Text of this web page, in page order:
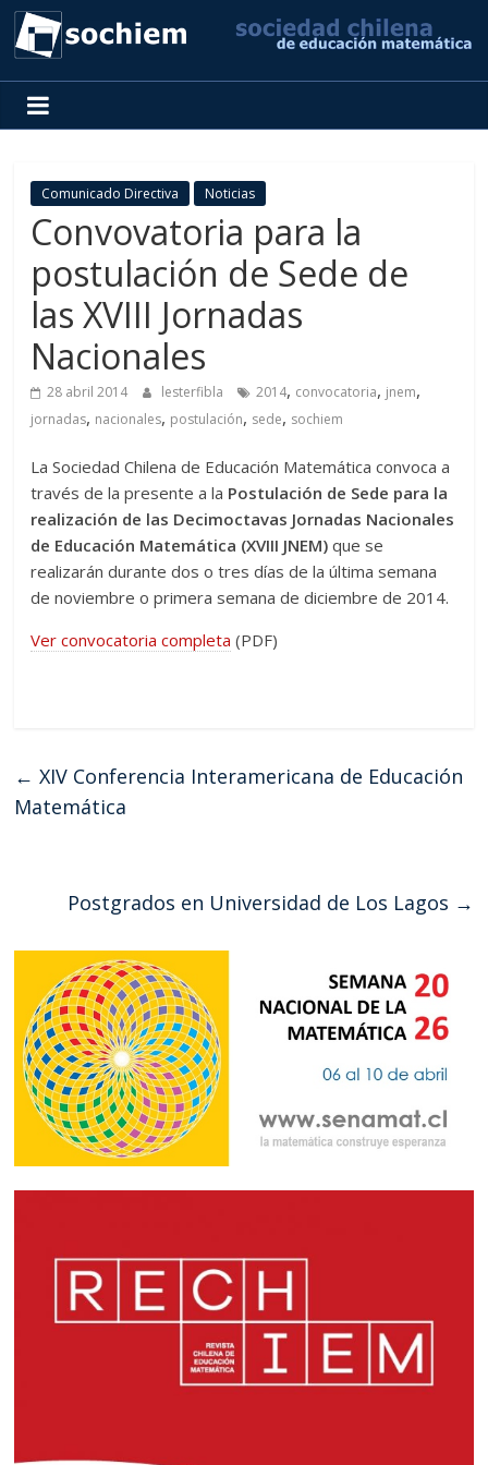
SOCHIEM
Sociedad
de
Educación
Matemática
Comunicado Directiva Noticias
Convovatoria para la
postulación de Sede de
las XVIII Jornadas
Nacionales
28 abril 2014 lesterfibla 2014, convocatoria, jnem,
jornadas, nacionales, postulación, sede, sochiem
La Sociedad Chilena de Educación Matemática convoca a
través de la presente a la Postulación de Sede para la
realización de las Decimoctavas Jornadas Nacionales
de Educación Matemática (XVIII JNEM) que se
realizarán durante dos o tres días de la última semana
de noviembre o primera semana de diciembre de 2014.
Ver convocatoria completa (PDF)
← XIV Conferencia Interamericana de Educación
Matemática
Postgrados en Universidad de Los Lagos →